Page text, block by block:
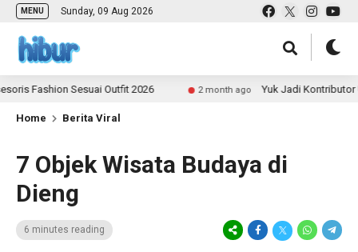
MENU Sunday, 09 Aug 2026
Sesuai Outfit 2026 2 month ago Yuk Jadi Kontributor ULAS.id
Home Berita Viral
7 Objek Wisata Budaya di
Dieng
6 minutes reading